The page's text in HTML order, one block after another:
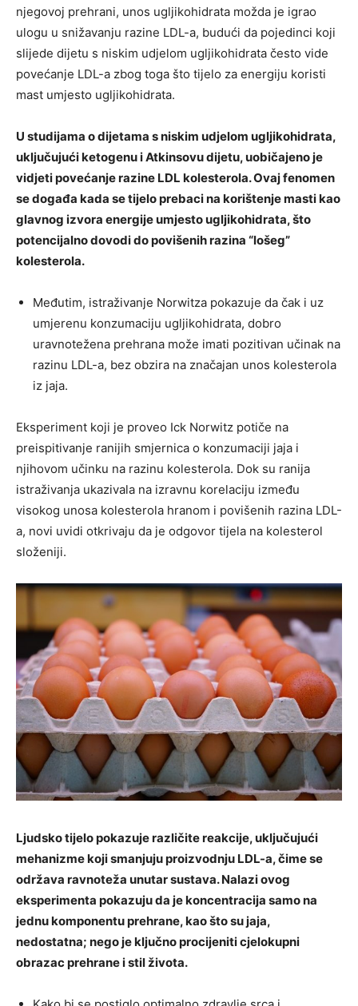
njegovoj prehrani, unos ugljikohidrata možda je igrao
ulogu u snižavanju razine LDL-a, budući da pojedinci koji
slijede dijetu s niskim udjelom ugljikohidrata često vide
povećanje LDL-a zbog toga što tijelo za energiju koristi
mast umjesto ugljikohidrata.
U studijama o dijetama s niskim udjelom ugljikohidrata,
uključujući ketogenu i Atkinsovu dijetu, uobičajeno je
vidjeti povećanje razine LDL kolesterola. Ovaj fenomen
se događa kada se tijelo prebaci na korištenje masti kao
glavnog izvora energije umjesto ugljikohidrata, što
potencijalno dovodi do povišenih razina “lošeg”
kolesterola.
Međutim, istraživanje Norwitza pokazuje da čak i uz
umjerenu konzumaciju ugljikohidrata, dobro
uravnotežena prehrana može imati pozitivan učinak na
razinu LDL-a, bez obzira na značajan unos kolesterola
iz jaja.
Eksperiment koji je proveo Ick Norwitz potiče na
preispitivanje ranijih smjernica o konzumaciji jaja i
njihovom učinku na razinu kolesterola. Dok su ranija
istraživanja ukazivala na izravnu korelaciju između
visokog unosa kolesterola hranom i povišenih razina LDL-
a, novi uvidi otkrivaju da je odgovor tijela na kolesterol
složeniji.
Ljudsko tijelo pokazuje različite reakcije, uključujući
mehanizme koji smanjuju proizvodnju LDL-a, čime se
održava ravnoteža unutar sustava. Nalazi ovog
eksperimenta pokazuju da je koncentracija samo na
jednu komponentu prehrane, kao što su jaja,
nedostatna; nego je ključno procijeniti cjelokupni
obrazac prehrane i stil života.